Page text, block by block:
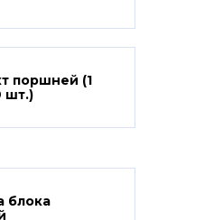
поршней (1
шт.)
блока